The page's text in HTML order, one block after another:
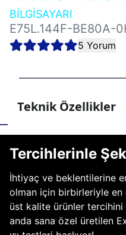
BİLGİSAYARI
E75L.144F-BE80A-
5 Yorum
Teknik Özellikler
Tercihlerinle
İhtiyaç ve beklentilerine
olman için birbirleriyle en
üst kalite ürünler
anda sana özel üretilen